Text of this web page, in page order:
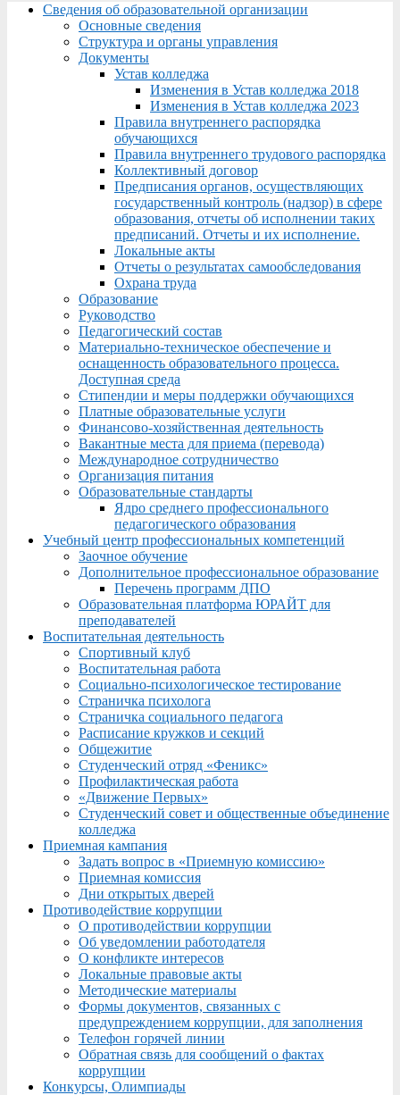
Menu
Сведения об образовательной организации
Основные сведения
Структура и органы управления
Документы
Устав колледжа
Изменения в Устав колледжа 2018
Изменения в Устав колледжа 2023
Правила внутреннего распорядка
обучающихся
Правила внутреннего трудового распорядка
Коллективный договор
Предписания органов, осуществляющих
государственный контроль (надзор) в сфере
образования, отчеты об исполнении таких
предписаний. Отчеты и их исполнение.
Локальные акты
Отчеты о результатах самообследования
Охрана труда
Образование
Руководство
Педагогический состав
Материально-техническое обеспечение и
оснащенность образовательного процесса.
Доступная среда
Стипендии и меры поддержки обучающихся
Платные образовательные услуги
Финансово-хозяйственная деятельность
Вакантные места для приема (перевода)
Международное сотрудничество
Организация питания
Образовательные стандарты
Ядро среднего профессионального
педагогического образования
Учебный центр профессиональных компетенций
Заочное обучение
Дополнительное профессиональное образование
Перечень программ ДПО
Образовательная платформа ЮРАЙТ для
преподавателей
Воспитательная деятельность
Спортивный клуб
Воспитательная работа
Социально-психологическое тестирование
Страничка психолога
Страничка социального педагога
Расписание кружков и секций
Общежитие
Студенческий отряд «Феникс»
Профилактическая работа
«Движение Первых»
Студенческий совет и общественные объединение
колледжа
Приемная кампания
Задать вопрос в «Приемную комиссию»
Приемная комиссия
Дни открытых дверей
Противодействие коррупции
О противодействии коррупции
Об уведомлении работодателя
О конфликте интересов
Локальные правовые акты
Методические материалы
Формы документов, связанных с
предупреждением коррупции, для заполнения
Телефон горячей линии
Обратная связь для сообщений о фактах
коррупции
Конкурсы, Олимпиады